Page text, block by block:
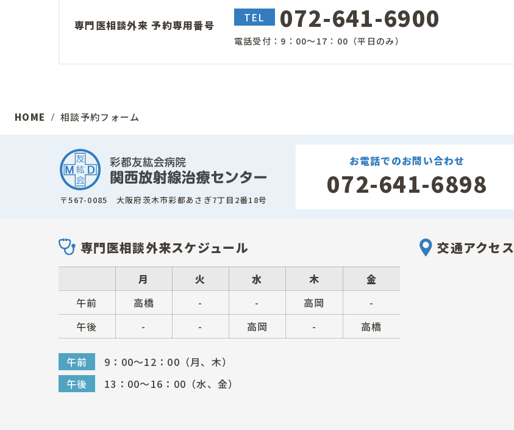
専門医相談外来 予約専用番号
TEL 072-641-6900
電話受付：9：00～17：00（平日のみ）
HOME 相談予約フォーム
〒567-0085 大阪府茨木市彩都あさぎ7丁目2番18号
お電話でのお問い合わせ
072-641-6898
専門医相談外来スケジュール
月 火 水 木
金
午前
高橋 - - 高岡
-
午後
- - 高岡 - 高橋
午前
9：00～12：00（月、木）
午後
13：00～16：00（水、金）
交通アクセス